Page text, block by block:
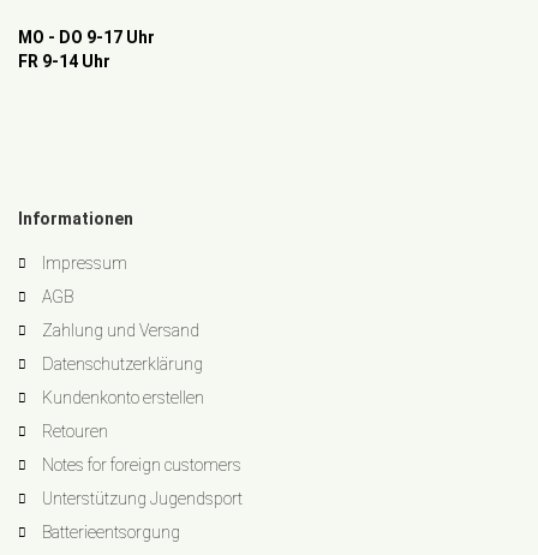
MO - DO 9-17 Uhr
FR 9-14 Uhr
Informationen
Impressum
AGB
Zahlung und Versand
Datenschutzerklärung
Kundenkonto erstellen
Retouren
Notes for foreign customers
Unterstützung Jugendsport
Batterieentsorgung